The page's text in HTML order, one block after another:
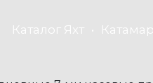
Каталог Яхт